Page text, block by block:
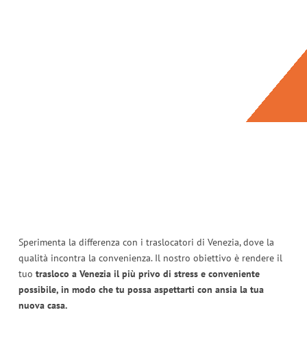
Sperimenta la differenza con i traslocatori di Venezia, dove la
qualità incontra la convenienza. Il nostro obiettivo è rendere il
tuo trasloco a Venezia il più privo di stress e conveniente
possibile, in modo che tu possa aspettarti con ansia la tua
nuova casa.